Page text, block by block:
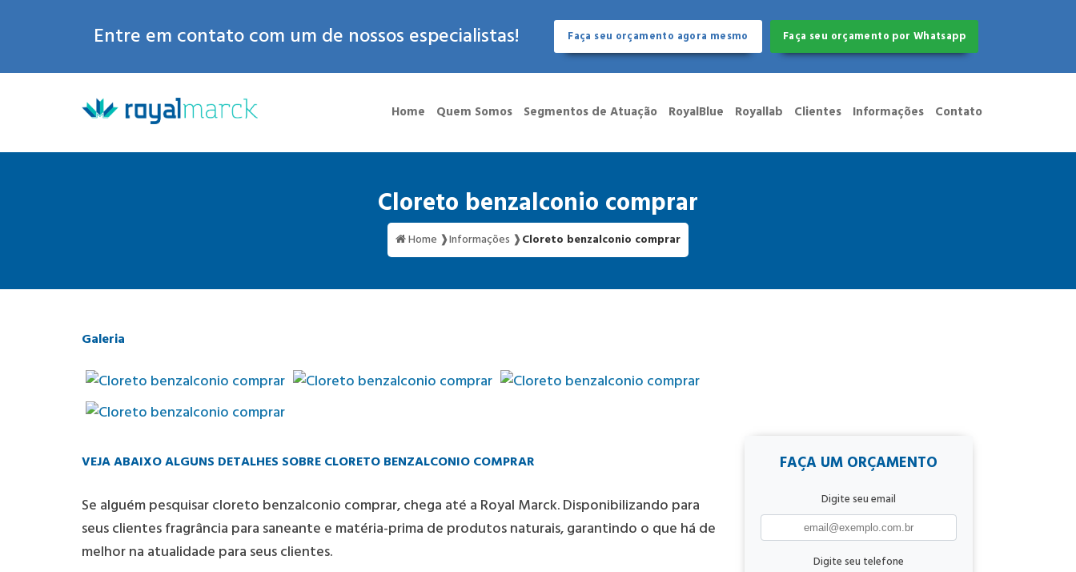
Entre em contato com um de nossos especialistas! Faça seu orçamento agora mesmo Faça seu orçamento por Whatsapp
Home Quem Somos Segmentos de Atuação RoyalBlue Royallab Clientes Informações Contato
Home ❱Informações ❱Cloreto benzalconio comprar
Cloreto benzalconio comprar
Galeria
VEJA ABAIXO ALGUNS DETALHES SOBRE CLORETO BENZALCONIO COMPRAR
Se alguém pesquisarcloreto benzalconio comprar, chega até a Royal Marck. Disponibilizando para
seus clientes fragrância para saneante e matéria-prima de produtos naturais, garantindo o que há de
melhor na atualidade para seus clientes.
FAÇA UM ORÇAMENTO
Digite seu email
Digite seu telefone